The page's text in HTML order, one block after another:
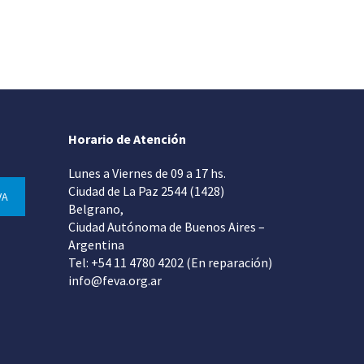
Horario de Atención
Lunes a Viernes de 09 a 17 hs.
Ciudad de La Paz 2544 (1428)
Belgrano,
Ciudad Autónoma de Buenos Aires –
Argentina
Tel: +54 11 4780 4202 (En reparación)
info@feva.org.ar